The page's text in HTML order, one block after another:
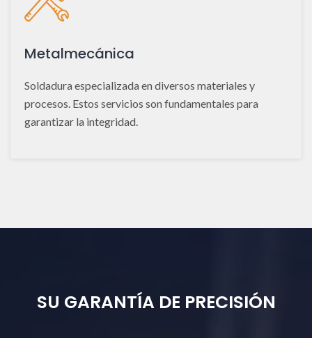
Metalmecánica
Soldadura especializada en diversos materiales y
procesos. Estos servicios son fundamentales para
garantizar la integridad.
SU GARANTÍA DE PRECISIÓN